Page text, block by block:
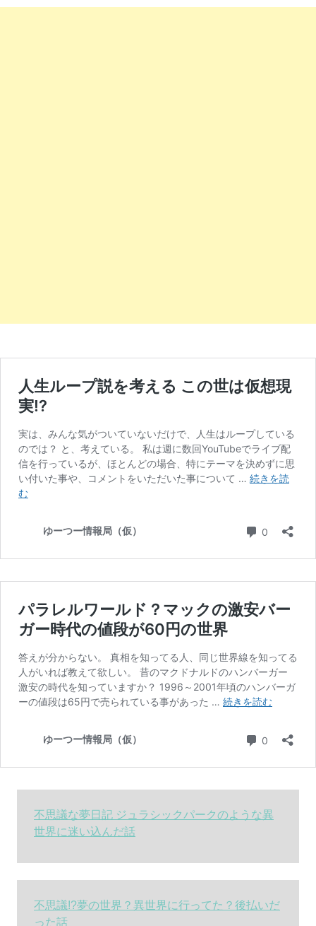
不思議な夢日記 ジュラシックパークのような異
世界に迷い込んだ話
不思議!?夢の世界？異世界に行ってた？後払いだ
った話